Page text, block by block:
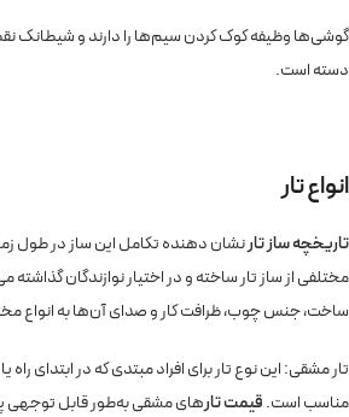
گوشی‌ها وظیفه کوک کردن سیم‌ها را دارند و شیطانک
دسته است.
انواع تار
تاریخچه ساز تارنشان دهنده تکامل این ساز در طول
مختلفی از ساز تار ساخته و در اختیار نوازندگان
ساخت، جنس چوب، ظرافت کار و صدای آن‌ها به انواع
تار مشقی: این نوع تار برای افراد مبتدی که در ابتدای راه
مناسب است.قیمت تارهای مشقی به‌طور قابل توجهی